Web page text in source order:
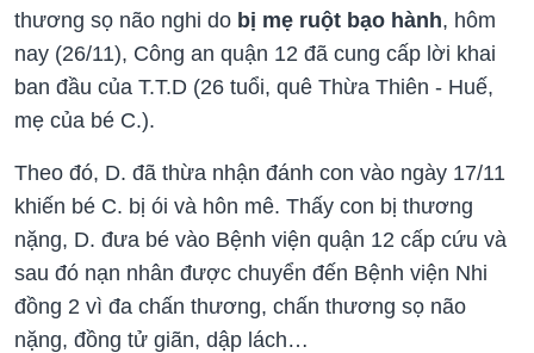
thương sọ não nghi do bị mẹ ruột bạo hành, hôm
nay (26/11), Công an quận 12 đã cung cấp lời khai
ban đầu của T.T.D (26 tuổi, quê Thừa Thiên - Huế,
mẹ của bé C.).
Theo đó, D. đã thừa nhận đánh con vào ngày 17/11
khiến bé C. bị ói và hôn mê. Thấy con bị thương
nặng, D. đưa bé vào Bệnh viện quận 12 cấp cứu và
sau đó nạn nhân được chuyển đến Bệnh viện Nhi
đồng 2 vì đa chấn thương, chấn thương sọ não
nặng, đồng tử giãn, dập lách…